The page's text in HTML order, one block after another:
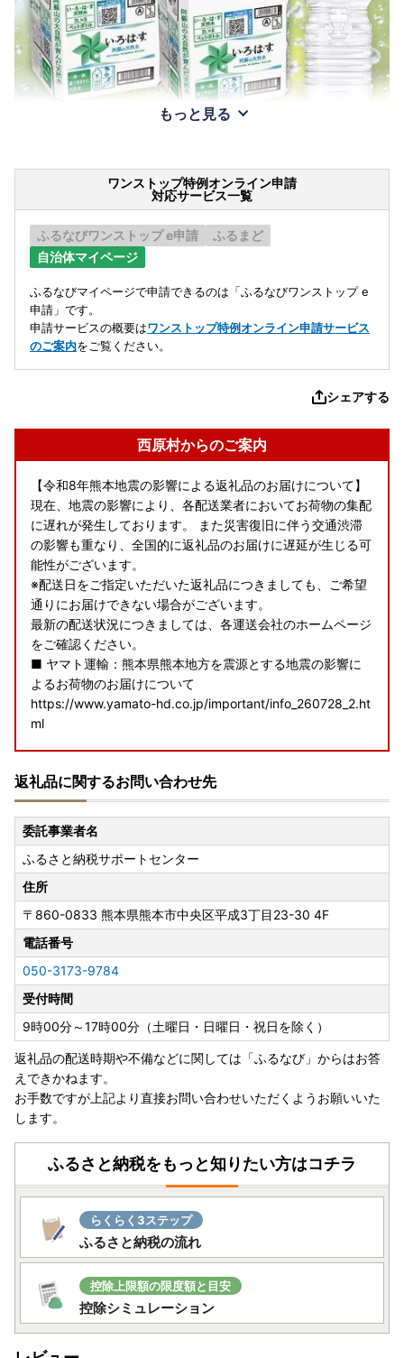
もっと見る
ワンストップ特例オンライン申請
対応サービス一覧
ふるなびワンストップ e申請
ふるまど
自治体マイページ
ふるなびマイページで申請できるのは「ふるなびワンストップ e
申請」です。
申請サービスの概要はワンストップ特例オンライン申請サービス
のご案内をご覧ください。
シェアする
西原村からのご案内
【令和8年熊本地震の影響による返礼品のお届けについて】
現在、地震の影響により、各配送業者においてお荷物の集配
に遅れが発生しております。 また災害復旧に伴う交通渋滞
の影響も重なり、全国的に返礼品のお届けに遅延が生じる可
能性がございます。
※配送日をご指定いただいた返礼品につきましても、ご希望
通りにお届けできない場合がございます。
最新の配送状況につきましては、各運送会社のホームページ
をご確認ください。
■ ヤマト運輸：熊本県熊本地方を震源とする地震の影響に
よるお荷物のお届けについて
https://www.yamato-hd.co.jp/important/info_260728_2.ht
ml
https://www2.sagawa-exp.co.jp/information/detail/406/
■ 日本郵便（ゆうパック）：熊本県熊本地方を震源とする
地震の影響について
https://www.post.japanpost.jp/newsrelease/pressrelease/
9879629480.html
寄附者の皆様にはご不便、ご迷惑をおかけし誠に申し訳ござ
いませんが、何卒ご理解賜りますようお願い申し上げます。
【オンラインワンストップ特例申請】
当自治体はオンラインワンストップ申請対象自治体です。
寄附後の申請など、オンラインにて対応が可能です。
複数自治体の寄附もまとめて申請ができ、変更届もオンライ
ン上で完結します。
https://mypg.jp/
いて】
ヤマト運輸のサービス変更に伴い、2023年6月1日転送依頼
受付分より、届け先変更（転送）が発生した場合「変更届け
先までの運賃が着払い」となり、受取人様へ費用負担が生じ
ます。
お申し込みの際は、届け先のご住所にお間違いがないようご
注意ください。
贈答先へお届けの場合も「受取人様に着払いで送料ご負担」
返礼品に関するお問い合わせ先
委託事業者名
ふるさと納税サポートセンター
住所
〒860-0833 熊本県熊本市中央区平成3丁目23-30 4F
電話番号
050-3173-9784
受付時間
9時00分～17時00分（土曜日・日曜日・祝日を除く）
返礼品の配送時期や不備などに関しては「ふるなび」からはお答
えできかねます。
お手数ですが上記より直接お問い合わせいただくようお願いいた
します。
ふるさと納税をもっと知りたい方はコチラ
らくらく3ステップ
ふるさと納税の流れ
控除上限額の限度額と目安
控除シミュレーション